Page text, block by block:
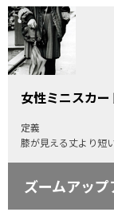
女性ミニスカー
定義
膝が見える丈より短
ズームアッ